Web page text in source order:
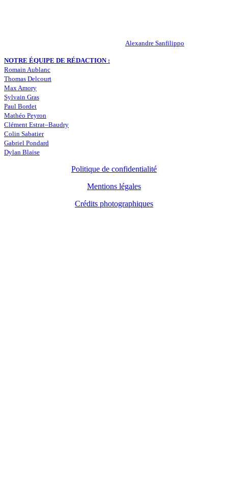
Alexandre Sanfilippo
NOTRE ÉQUIPE DE RÉDACTION :
Romain Aublanc
Thomas Delcourt
Max Amory
Sylvain Gras
Paul Bordet
Mathéo Peyron
Clément Estrat–Baudry
Colin Sabatier
Gabriel Pondard
Dylan Blaise
Politique de confidentialité
Mentions légales
Crédits photographiques